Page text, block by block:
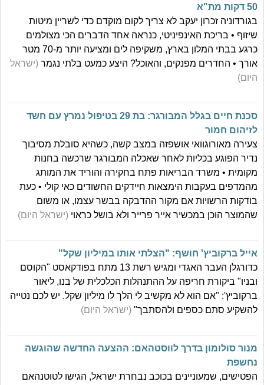
50 דקות מת"א
בגורדוניה זכרון יעקב לא צריך לקום מוקדם כדי לשריין מיטות
שיזוף • בריכת האינפיניטי, כנראה אחד הדברים הכי מצולמים
כרגע בבתי המלון בארץ, משקיפה לים ומציעה יותר מ-70 מטר
אורך • החדרים מפנקים, והאוכל? היצע כמעט בלתי נגמר (ישראל
היום)
סכנת חיים בגלל המבורגר: בת 29 בטיפול נמרץ עם חשד
לזיהום חמור
צעירה מאורוגוואי אושפזה במצב קשה, כשהיא סובלת מסיבוך
נדיר הפוגע בכליות לאחר שאכלה המבורגר שרכשה בחנות
מקומית • משרד הבריאות פתח בחקירה והוריד את המותג
מהמדפים בעקבות הימצאות חיידקים החשודים כאי קולי • כעת
בודקות הרשויות אם מקור ההדבקה בבשר עצמו, או משום
שהמוצר הוכן במכשיר אייר פרייר ולא בושל כראוי (ישראל היום)
אייל ברקוביץ' חושף: "הצלתי אותו במיליון שקל"
כדורגלן העבר האגדי ומגיש רשת 13 מתח בפודקאסט "הקוסם
ובניו" ביקורת חריפה על ההתנהלות הכלכלית של בנו, ליאור
ברקוביץ': "אם הוא לא מקשיב לי הלך לו מיליון שקל. יש לכם נטייה
להשקיע סתם כספים ולהסתבך" (ישראל היום)
מנור סולומון בדרך לווסטהאם: ההצעה החדשה שהוגשה
נחשפת
הפטישים, שמעוניינים בכוכב נבחרת ישראל, הגישו לטוטנהאם